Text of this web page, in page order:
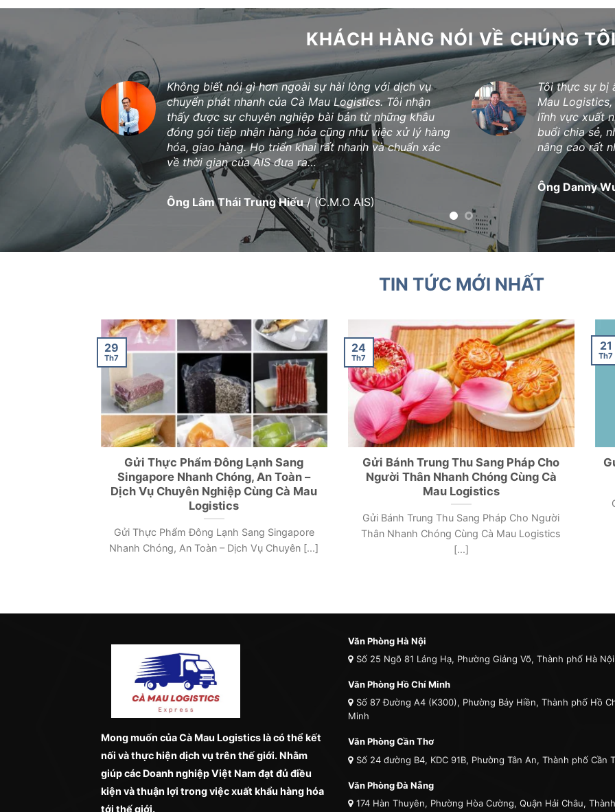
KHÁCH HÀNG NÓI VỀ CHÚNG
Là một người bán hàng online và thường xuyên đánh
hàng từ Ấn Độ và nhiều quốc gia khác về. Tôi liên tục
phải đi tìm những đơn vị vận chuyển uy tín, giá cạnh
tranh. Thật may là tôi đã tìm thấy Cà Mau Logistics,
đơn vị tôi tin tưởng 100%…
Chị Mai Vân (Chủ Shop Mỹ Phẩm Vaadi)
Là đơn vị đối
nằm qua,
phàn nàn về
Mau Logistics
một Quý đối
Eric Huy
TIN TỨC MỚI NHẤT
Gửi Thực Phẩm Đông Lạnh Sang
Singapore Nhanh Chóng, An Toàn –
Dịch Vụ Chuyên Nghiệp Cùng Cà Mau
Logistics
Gửi Thực Phẩm Đông Lạnh Sang Singapore
Nhanh Chóng, An Toàn – Dịch Vụ Chuyên [...]
29
Th7
Gửi Bánh Trung Thu Sang Pháp Cho
Người Thân Nhanh Chóng Cùng Cà
Mau Logistics
Gửi Bánh Trung Thu Sang Pháp Cho Người
Thân Nhanh Chóng Cùng Cà Mau Logistics
[...]
Th7 Th7
nối và thực hiện dịch vụ trên thế giới. Nhằm
giúp các Doanh nghiệp Việt Nam đạt đủ điều
kiện và thuận lợi trong việc xuất khẩu hàng hóa
tới thế giới.
Số 25 Ngõ 81 Láng Hạ, Phường Giảng Võ, Thành phố Hà Nội
Số 87 Đường A4 (K300), Phường Bảy Hiền, Thành phố Hồ Chí
Minh
Số 24 đường B4, KDC 91B, Phường Tân An, Thành phố Cần
174 Hàn Thuyên, Phường Hòa Cường, Quận Hải Châu, Thành
Đà Nẵng